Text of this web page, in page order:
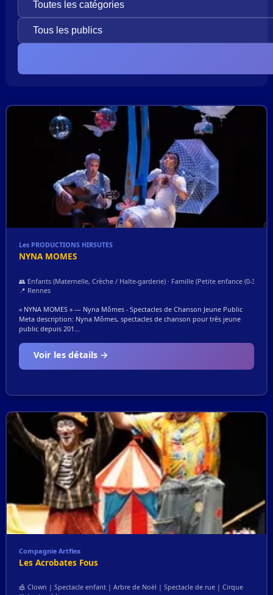
Les PRODUCTIONS HIRSUTES
NYNA MOMES
👥 Enfants (Maternelle, Crèche / Halte-garderie) · Famille (Petite enfance (0-3 ans
📍 Rennes
« NYNA MOMES » — Nyna Mômes - Spectacles de Chanson Jeune Public
Meta description: Nyna Mômes, spectacles de chanson pour très jeune
public depuis 201...
Voir les détails →
Compagnie Artflex
Les Acrobates Fous
🎪 Clown | Spectacle enfant | Arbre de Noël | Spectacle de rue | Cirque